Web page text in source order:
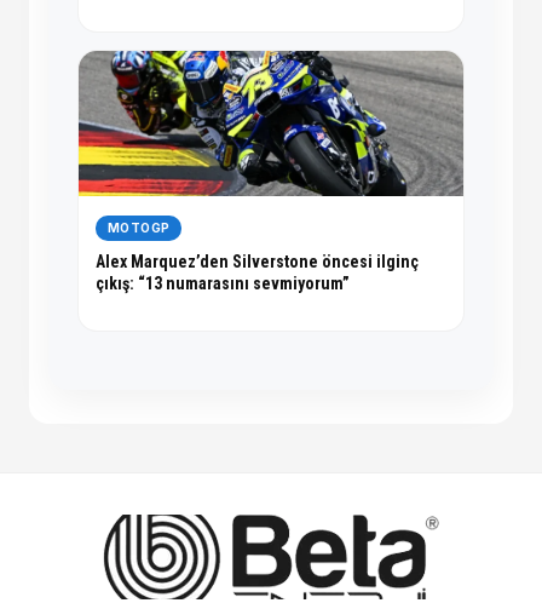
MOTOGP
Alex Marquez’den Silverstone öncesi ilginç
çıkış: “13 numarasını sevmiyorum”